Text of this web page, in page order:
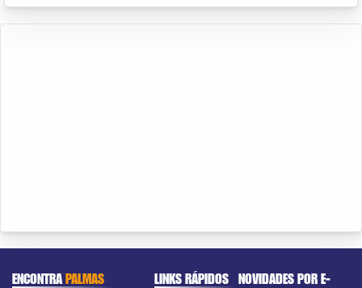
ENCONTRAPALMAS LINKS RÁPIDOS NOVIDADES POR E-